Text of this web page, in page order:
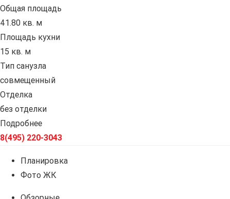
Общая площадь
41.80 кв. м
Площадь кухни
15 кв. м
Тип санузла
совмещенный
Отделка
без отделки
Подробнее
8(495) 220-3043
Планировка
Фото ЖК